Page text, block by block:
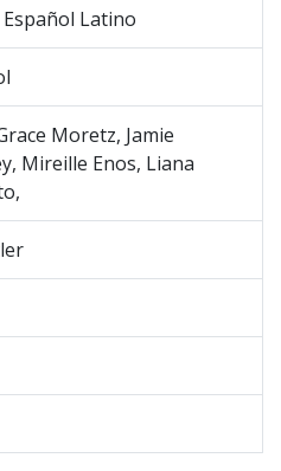
Latino
Moretz, Jamie
Mireille Enos, Liana